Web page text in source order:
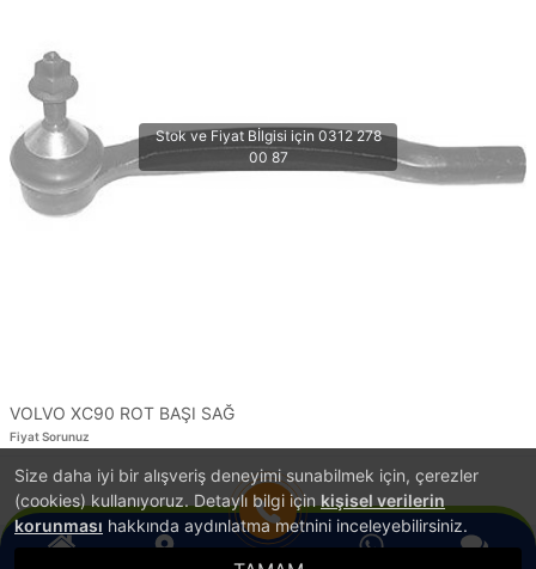
Size daha iyi bir alışveriş deneyimi sunabilmek için, çerezler
(cookies) kullanıyoruz. Detaylı bilgi için kişisel verilerin
korunması hakkında aydınlatma metnini inceleyebilirsiniz.
VOLVO XC90 ROT BAŞI SAĞ
Fiyat Sorunuz
1